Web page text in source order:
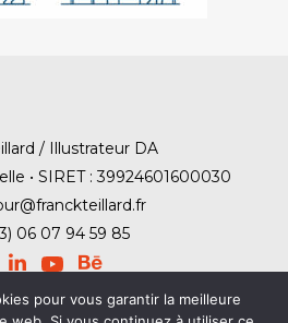
/ Illustrateur DA
• SIRET : 39924601600030
06 07 94 59 85
pour vous garantir la meilleure